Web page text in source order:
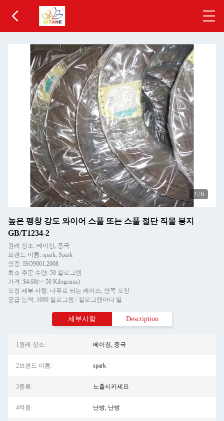
2 / 6
높은 팽창 강도 와이어 스풀 또는 스풀 절단 직물 봉지
GB/T1234-2
원래 장소: 베이징, 중국
브랜드 이름: spark, Spark
인증: ISO9001:2008
최소 주문 수량: 50 킬로그램
가격: $4.60(>=50 Kilograms)
포장 세부 사항: 나무로 되는 케이스, 안쪽 포장
공급 능력: 1000 킬로그램 / 킬로그램마다 일
세부사항 Description
1원래 장소: 베이징, 중국
2브랜드 이름: spark
3종류: 노출시키세요
4적용: 난방, 난방